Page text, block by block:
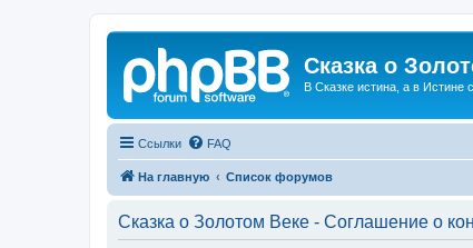
Сказка о
В Сказке истина, а в Истине
Ссылки FAQ
На главную Список форумов
Сказка о Золотом Веке - Соглашение о